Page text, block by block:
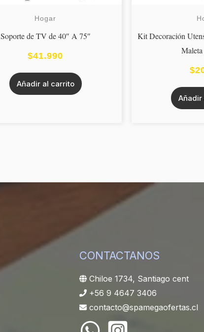
Hogar
Soporte de TV de 40″ A 75″
$41.990
Añadir al carrito
Kit Decoración
$
CONTACTANOS
Chiloe 1734, Santiago cent
+56 9 4647 3406
contacto@spamegaofertas.cl